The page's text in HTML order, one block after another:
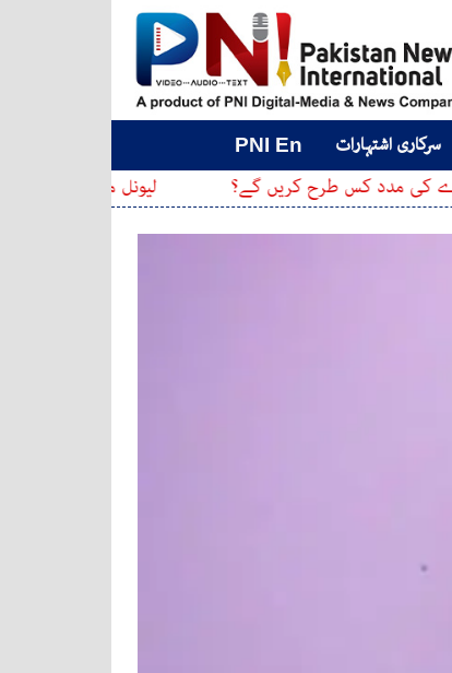
سرکاری اشتہارات PNI En
لیونل میسی کو خوفناک دھمکی کس طرح کریں گے؟